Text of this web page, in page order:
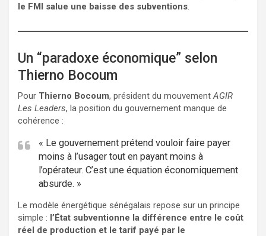
le FMI salue une baisse des subventions.
Un “paradoxe économique” selon
Thierno Bocoum
Pour Thierno Bocoum, président du mouvementAGIR
Les Leaders, la position du gouvernement manque de
cohérence :
« Le gouvernement prétend vouloir faire payer
moins à l’usager tout en payant moins à
l’opérateur. C’est une équation économiquement
absurde. »
Le modèle énergétique sénégalais repose sur un principe
simple : l’État subventionne la différence entre le coût
réel de production et le tarif payé par le